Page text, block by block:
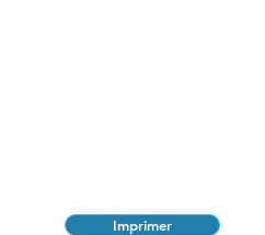
Imprimer